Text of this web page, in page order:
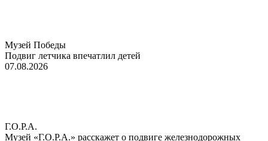
Музей Победы
Подвиг летчика впечатлил детей
07.08.2026
Г.О.Р.А.
Музей «Г.О.Р.А.» расскажет о подвиге железнодорожных